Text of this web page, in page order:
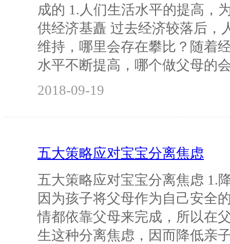
成的 1.人们生活水平的提高，
供经济基矗 过去经济较落后，
维持，哪里会存在攀比？随着
水平不断提高，哪个做父母的
2018-09-19
五大策略应对宝宝分离焦虑
五大策略应对宝宝分离焦虑 1.
因为孩子将父母作为自己安全
情都依靠父母来完成，所以在
生这种分离焦虑，因而降低亲